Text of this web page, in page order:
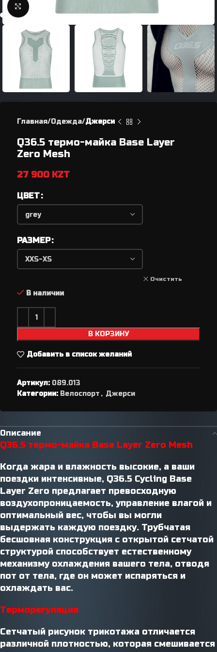
Нажмите, чтобы увеличить
Главная Одежда Джерси
Q36.5 термо-майка Base Layer
Zero Mesh
27 900 KZT
ЦВЕТ
РАЗМЕР
Очистить
В наличии
В КОРЗИНУ
Добавить в список желаний
Артикул: 089.013
Категории: Велоспорт , Джерси
Описание
Q36.5 термо-майка Base Layer Zero Mesh
Когда жара и влажность высокие, а ваши
поездки интенсивные, Q36.5 Cycling Base
Layer Zero предлагает превосходную
воздухопроницаемость, управление влагой и
оптимальный вес, чтобы вы могли
выдержать каждую поездку. Трубчатая
бесшовная конструкция с открытой сетчатой ​​
структурой способствует естественному
механизму охлаждения вашего тела, отводя
пот от тела, где он может испаряться и
охлаждать вас.
Терморегуляция
Сетчатый рисунок трикотажа отличается
различной плотностью, которая смешивается